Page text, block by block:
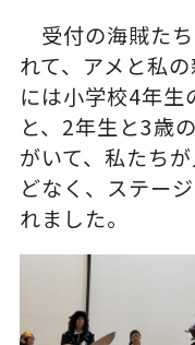
受付の海賊たち
れて、アメと私
には小学校4年生
と、2年生と3歳
がいて、私たち
どなく、ステー
れました。